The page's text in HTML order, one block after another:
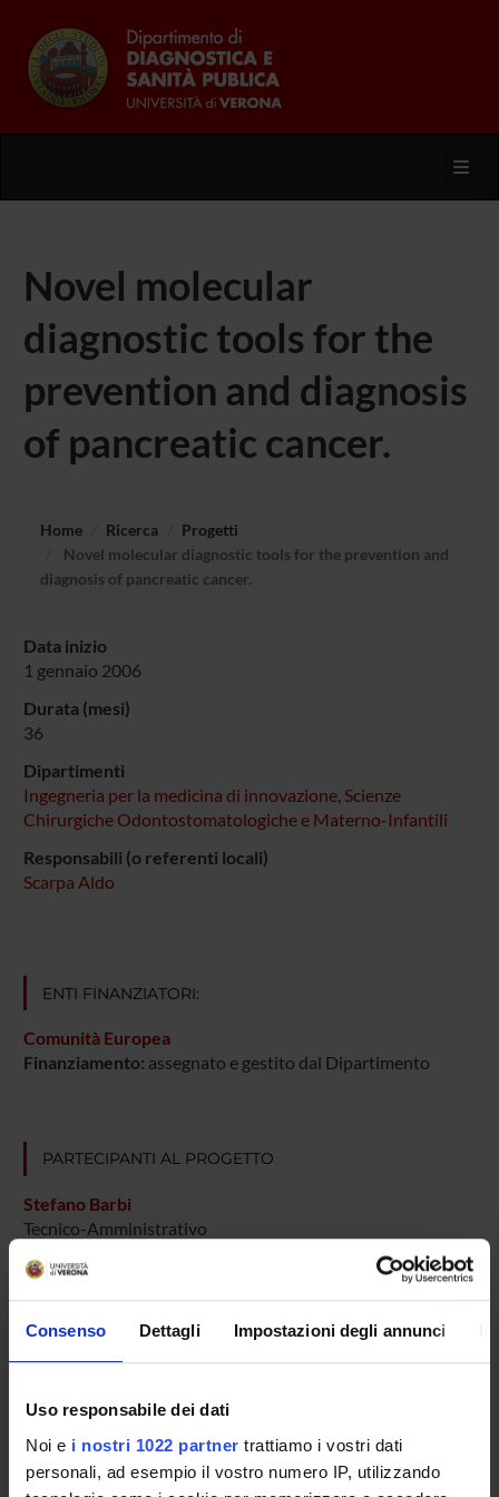
Consenso Dettagli Impostazioni degli annunci
Uso responsabile dei dati
Noi e i nostri 1022 partner trattiamo i vostri dati
personali, ad esempio il vostro numero IP, utilizzando
Novel molecular
diagnostic tools for the
prevention and diagnosis
of pancreatic cancer.
Home Ricerca
Progetti
Novel molecular diagnostic tools for the prevention and
diagnosis of pancreatic cancer.
Data inizio
1 gennaio 2006
Durata (mesi)
36
Dipartimenti
Ingegneria per la medicina di innovazione, Scienze
Chirurgiche Odontostomatologiche e Materno-Infantili
Responsabili (o referenti locali)
Scarpa Aldo
ENTI FINANZIATORI:
Comunità Europea
Finanziamento: assegnato e gestito dal Dipartimento
PARTECIPANTI AL PROGETTO
Stefano Barbi
Tecnico-Amministrativo
Claudio Bassi
Massimo Falconi
Aldo Scarpa
Professore ordinario
Claudio Sorio